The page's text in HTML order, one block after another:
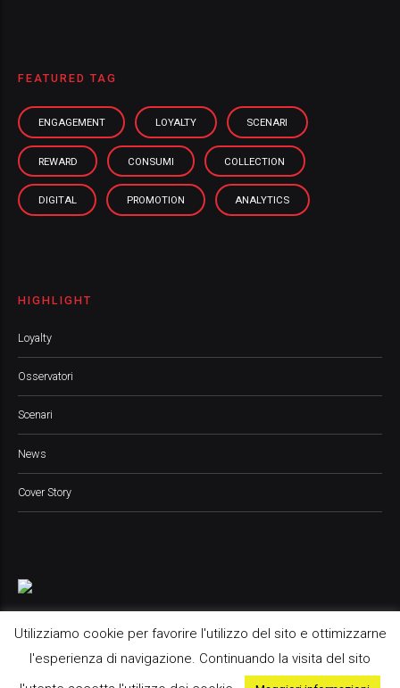
FEATURED TAG
ENGAGEMENT LOYALTY SCENARI
REWARD CONSUMI COLLECTION
DIGITAL PROMOTION ANALYTICS
HIGHLIGHT
Loyalty
Osservatori
Scenari
News
Cover Story
Pop Up Media srl, 2021 © All Rights Reserved
Utilizziamo cookie per favorire l'utilizzo del sito e ottimizzarne
l'esperienza di navigazione. Continuando la visita del sito